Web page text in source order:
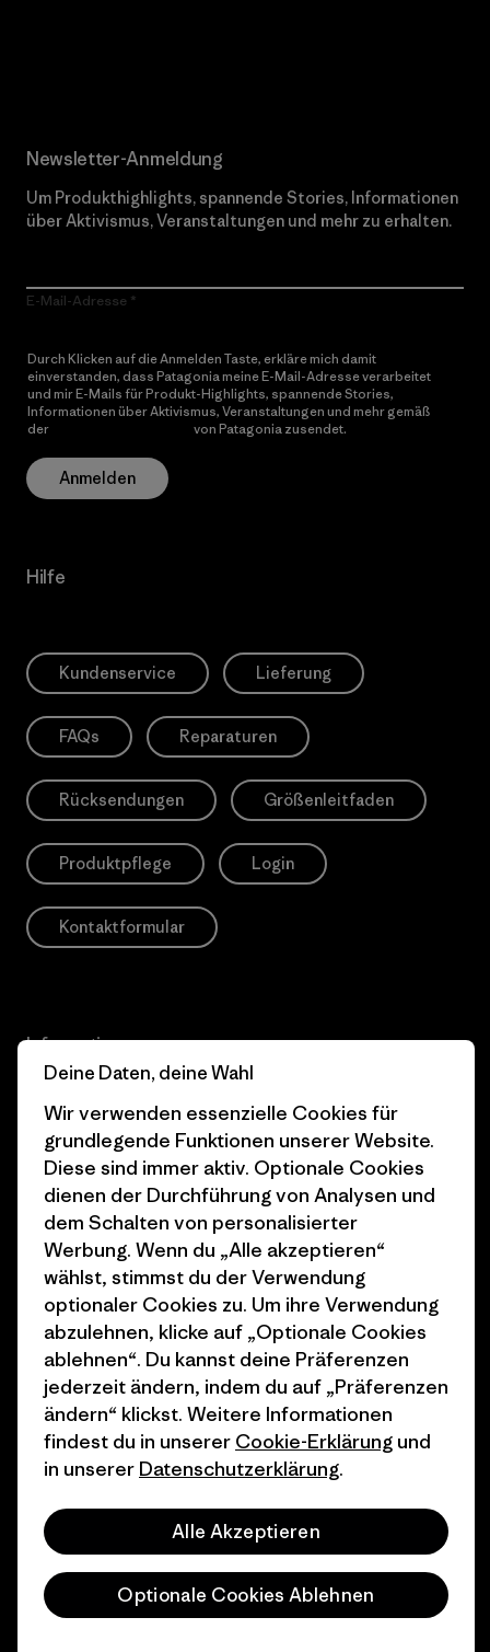
Newsletter-Anmeldung
Um Produkthighlights, spannende Stories, Informationen
über Aktivismus, Veranstaltungen und mehr zu erhalten.
E-Mail-Adresse
Durch Klicken auf die Anmelden Taste, erkläre mich damit
einverstanden, dass Patagonia meine E-Mail-Adresse verarbeitet
und mir E-Mails für Produkt-Highlights, spannende Stories,
Informationen über Aktivismus, Veranstaltungen und mehr gemäß
der
von Patagonia zusendet.
Anmelden
Hilfe
Kundenservice Lieferung
FAQs Reparaturen
Rücksendungen Größenleitfaden
Produktpflege Login
Kontaktformular
Information
Patagonia Action
Worn Wear
Werte & Projekte
Progress Report
Business Unusual
Klimaziele
1% For The Planet
Wie wir finanzieren
Geschenkgutscheine
Stores in deiner
Nähe
Pro Community
Datenschutzerklärung
Allgemeine
Geschäftsbedingungen
Cookie Einstellungen
Karriere
Pressekontakt
Industry program
Affiliate-Programm
Patagonia Deutschland
Seitenverzeichnis
Deine Daten, deine Wahl
Wir verwenden essenzielle Cookies für
grundlegende Funktionen unserer Website.
Diese sind immer aktiv. Optionale Cookies
dienen der Durchführung von Analysen und
dem Schalten von personalisierter
Werbung. Wenn du „Alle akzeptieren“
wählst, stimmst du der Verwendung
optionaler Cookies zu. Um ihre Verwendung
abzulehnen, klicke auf „Optionale Cookies
ablehnen“. Du kannst deine Präferenzen
jederzeit ändern, indem du auf „Präferenzen
ändern“ klickst. Weitere Informationen
findest du in unserer Cookie-Erklärung und
in unserer Datenschutzerklärung.
Alle Akzeptieren
Optionale Cookies Ablehnen